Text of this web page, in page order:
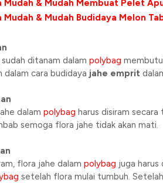
Mudah & Mudah Membuat Pelet
Mudah & Mudah Budidaya Melon
ditanam dalam polybag
dalam cara budidaya jahe emprit
dalam polybag harus disiram
semoga flora jahe tidak akan mati.
flora jahe dalam polybag juga harus
setelah flora mulai tumbuh.